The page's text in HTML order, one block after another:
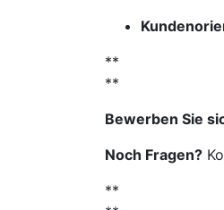
**
**
Bewerben Sie
Noch Fragen?
**